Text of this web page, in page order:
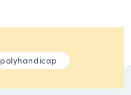
polyhandicap